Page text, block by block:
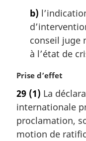
:
b)
conseil juge
à l’état de
N
t
e
m
a
Prise d’effet
29 (1) La
internationale
proclamation,
motion de